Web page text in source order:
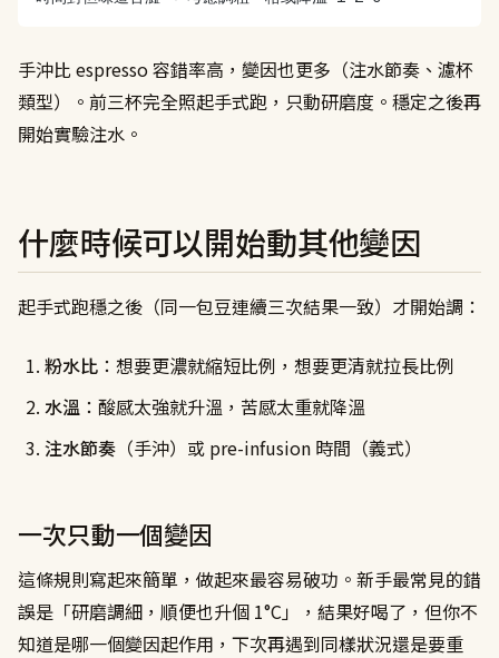
手沖比 espresso 容錯率高，變因也更多（注水節奏、濾杯
類型）。前三杯完全照起手式跑，只動研磨度。穩定之後再
開始實驗注水。
什麼時候可以開始動其他變因
起手式跑穩之後（同一包豆連續三次結果一致）才開始調：
粉水比 ：想要更濃就縮短比例，想要更清就拉長比例
水溫 ：酸感太強就升溫，苦感太重就降溫
注水節奏 （手沖）或 pre-infusion 時間（義式）
一次只動一個變因
這條規則寫起來簡單，做起來最容易破功。新手最常見的錯
誤是「研磨調細，順便也升個 1°C」，結果好喝了，但你不
知道是哪一個變因起作用，下次再遇到同樣狀況還是要重